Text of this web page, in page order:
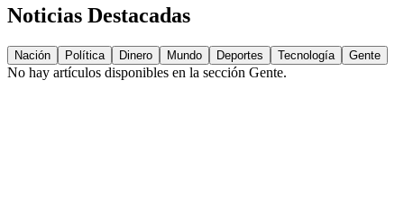
Noticias Destacadas
Nación Política Dinero Mundo Deportes Tecnología Gente
No hay artículos disponibles en la sección Gente.